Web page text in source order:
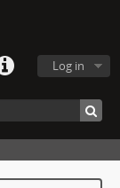
Log in